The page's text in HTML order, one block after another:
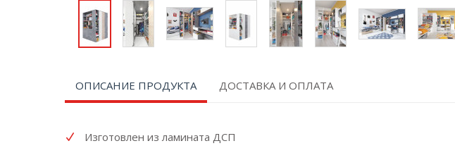
ОПИСАНИЕ ПРОДУКТА ДОСТАВКА И ОПЛАТА
Изготовлен из ламината ДСП